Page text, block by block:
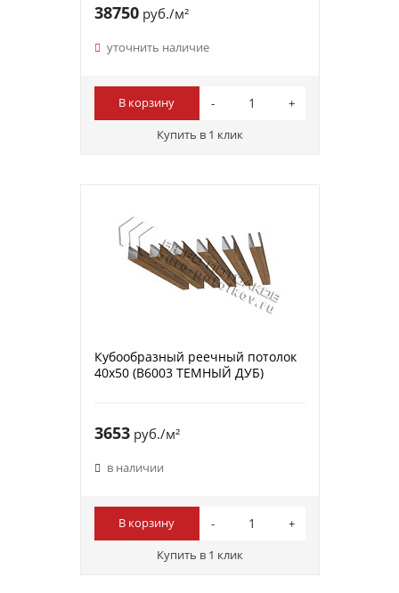
38750руб./м²
уточнить наличие
В корзину
Купить в 1 клик
Кубообразный реечный потолок
40х50 (B6003 ТЕМНЫЙ ДУБ)
3653руб./м²
в наличии
В корзину
Купить в 1 клик